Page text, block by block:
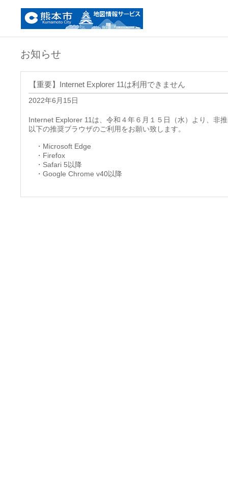
お知らせ
【重要】Internet Explorer 11は利用できません
2022年6月15日
Internet Explorer 11は、令和４年６月１５日（水）より、非
以下の推奨ブラウザのご利用をお願い致します。
・Microsoft Edge
・Firefox
・Safari 5以降
・Google Chrome v40以降